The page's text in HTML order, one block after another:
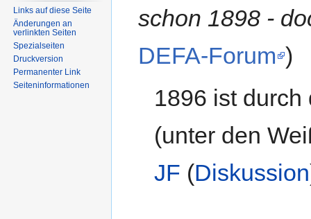
schon 1898 -
DEFA-Forum )
1896 ist durch
(unter den
JF (Diskussion
Links auf diese Seite
Änderungen an
verlinkten Seiten
Spezialseiten
Druckversion
Permanenter Link
Seiten­informationen